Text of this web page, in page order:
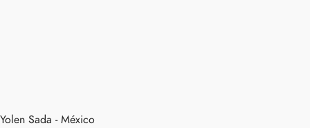
Yolen Sada - México